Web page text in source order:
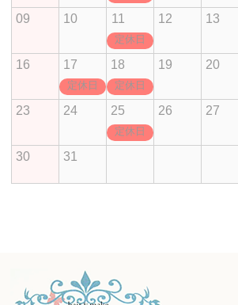
09 10 11
定休日
12 13
16 17
定休日
18
定休日
19 20
23 24 25
定休日
26 27
30 31